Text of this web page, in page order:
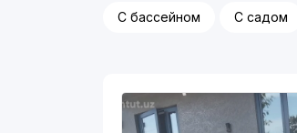
С бассейном С садом